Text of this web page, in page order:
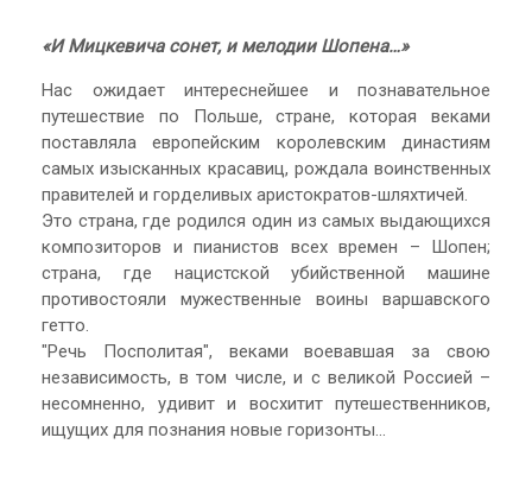
«И Мицкевича сонет, и мелодии Шопена…»
Нас ожидает интереснейшее и познавательное
путешествие по Польше, стране, которая веками
поставляла европейским королевским династиям
самых изысканных красавиц, рождала воинственных
правителей и горделивых аристократов-шляхтичей.
Это страна, где родился один из самых выдающихся
композиторов и пианистов всех времен – Шопен;
страна, где нацистской убийственной машине
противостояли мужественные воины варшавского
гетто.
"Речь Посполитая", веками воевавшая за свою
независимость, в том числе, и с великой Россией –
несомненно, удивит и восхитит путешественников,
ищущих для познания новые горизонты...